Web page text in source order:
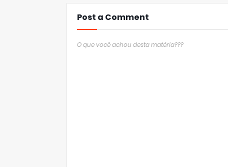
Post a Comment
O que você achou desta matéria???